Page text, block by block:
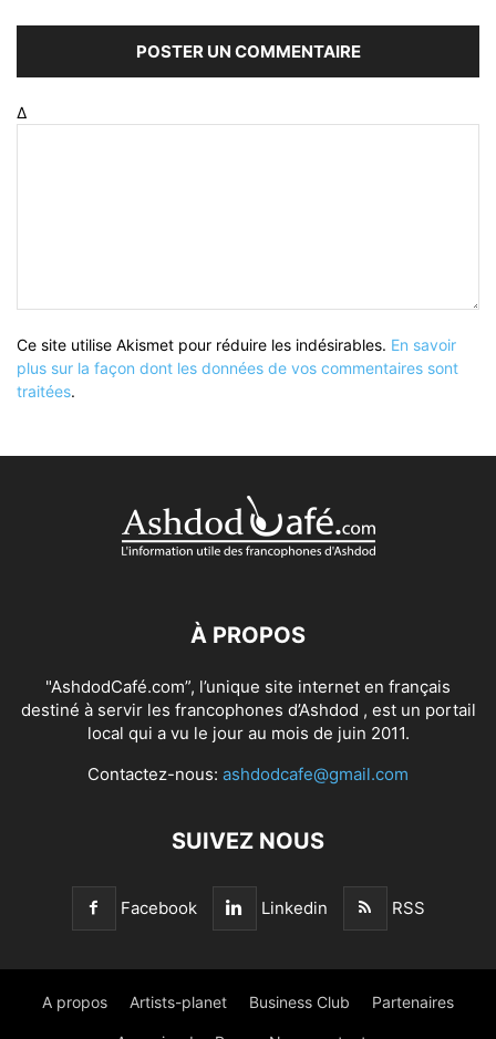
Δ
Ce site utilise Akismet pour réduire les indésirables. En savoir
plus sur la façon dont les données de vos commentaires sont
traitées.
À PROPOS
"AshdodCafé.com”, l’unique site internet en français
destiné à servir les francophones d’Ashdod , est un portail
local qui a vu le jour au mois de juin 2011.
Contactez-nous: ashdodcafe@gmail.com
SUIVEZ NOUS
Facebook Linkedin RSS
A propos Artists-planet Business Club Partenaires